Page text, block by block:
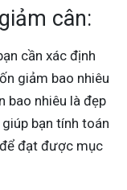
cân:
cần xác định
giảm bao nhiêu
bao nhiêu là đẹp
bạn tính toán
đạt được mục